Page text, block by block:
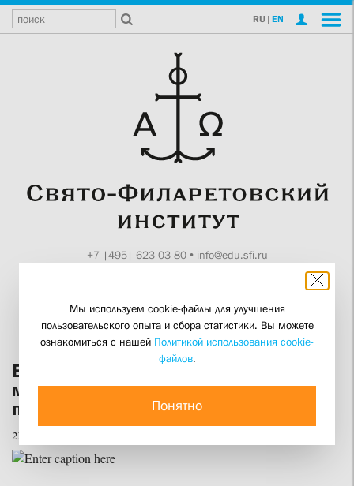
RU | EN
+7 |495| 623 03 80• info@edu.sfi.ru
Вышел сборник материалов IV
международной богословско-
практической конференции СФИ
27 мая 2011
Мы используем cookie-файлы для улучшения
пользовательского опыта и сбора статистики. Вы можете
ознакомиться с нашей Политикой использования cookie-
файлов.
Понятно